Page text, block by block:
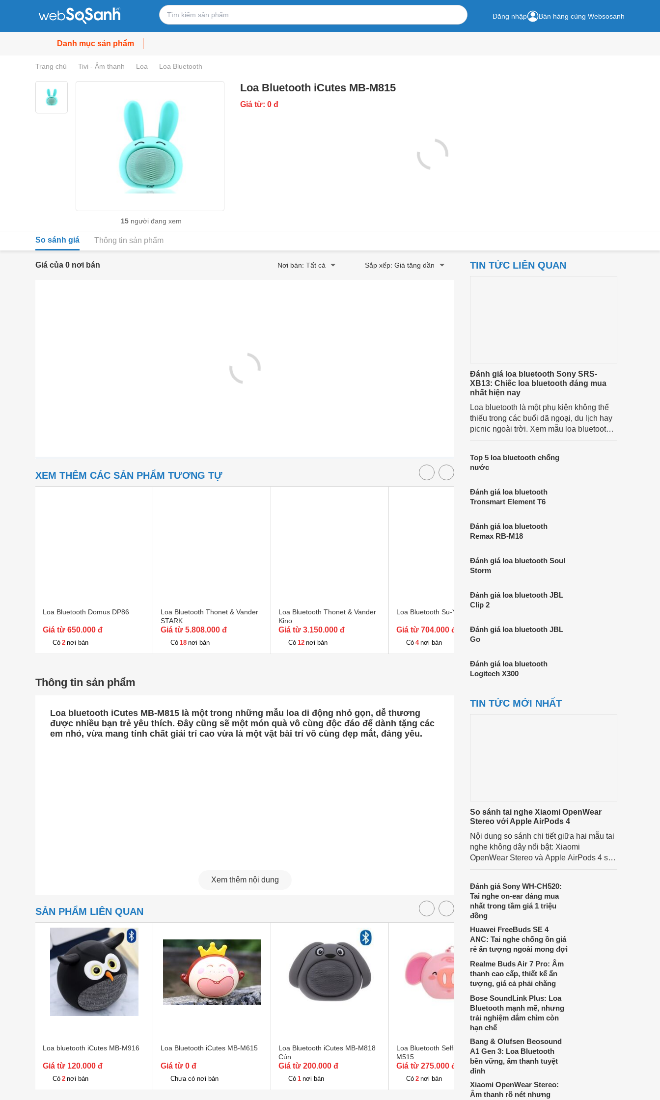
Đăng nhập Bán hàng cùng Websosanh
Danh mục sản phẩm
Trang chủ Tivi - Âm thanh Loa Loa Bluetooth
15 người đang xem
Loa Bluetooth iCutes MB-M815
Giá từ: 0 đ
So sánh giá Thông tin sản phẩm
Giá của 0 nơi bán Nơi bán: Tất cả Sắp xếp: Giá tăng dần
XEM THÊM CÁC SẢN PHẨM TƯƠNG TỰ
Loa Bluetooth Domus DP86
Giá từ 650.000 đ
Có 2 nơi bán
Loa Bluetooth Thonet & Vander
STARK
Giá từ 5.808.000 đ
Có 18 nơi bán
Loa Bluetooth Thonet & Vander
Kino
Giá từ 3.150.000 đ
Có 12 nơi bán
Loa Bluetooth Su-Yosd YS-228
Giá từ 704.000 đ
Có 4 nơi bán
Giá từ 369.000 đ
Thông tin sản phẩm
Loa bluetooth iCutes MB-M815 là một trong những mẫu loa di động nhỏ gọn, dễ thương
được nhiều bạn trẻ yêu thích. Đây cũng sẽ một món quà vô cùng độc đáo để dành tặng các
em nhỏ, vừa mang tính chất giải trí cao vừa là một vật bài trí vô cùng đẹp mắt, đáng yêu.
Xem thêm nội dung
SẢN PHẨM LIÊN QUAN
Loa bluetooth iCutes MB-M916
Giá từ 120.000 đ
Có 2 nơi bán
Loa Bluetooth iCutes MB-M615
Giá từ 0 đ
Chưa có nơi bán
Loa Bluetooth iCutes MB-M818
Cún
Giá từ 200.000 đ
Có 1 nơi bán
Loa Bluetooth Selfie iCutes MB-
M515
Giá từ 275.000 đ
Có 2 nơi bán
Loa Bluetooth TG143
Giá từ 192.500 đ
TIN TỨC LIÊN QUAN
Đánh giá loa bluetooth Sony SRS-
XB13: Chiếc loa bluetooth đáng mua
nhất hiện nay
Loa bluetooth là một phụ kiện không thể
thiếu trong các buổi dã ngoại, du lịch hay
picnic ngoài trời. Xem mẫu loa bluetooth
Top 5 loa bluetooth chống
nước
Đánh giá loa bluetooth
Tronsmart Element T6
Đánh giá loa bluetooth
Remax RB-M18
Đánh giá loa bluetooth Soul
Storm
Đánh giá loa bluetooth JBL
Clip 2
Đánh giá loa bluetooth JBL
Go
Đánh giá loa bluetooth
Logitech X300
TIN TỨC MỚI NHẤT
So sánh tai nghe Xiaomi OpenWear
Stereo với Apple AirPods 4
Nội dung so sánh chi tiết giữa hai mẫu tai
nghe không dây nổi bật: Xiaomi
OpenWear Stereo và Apple AirPods 4 sẽ
thích cá nhân. Cả hai đều là sản phẩm
chất lượng cao, nhưng hướng tới đối
tượng khách hàng khác nhau.
Đánh giá Sony WH-CH520:
Tai nghe on-ear đáng mua
nhất trong tầm giá 1 triệu
đồng
Huawei FreeBuds SE 4
ANC: Tai nghe chống ồn giá
rẻ ấn tượng ngoài mong đợi
Realme Buds Air 7 Pro: Âm
thanh cao cấp, thiết kế ấn
tượng, giá cả phải chăng
Bose SoundLink Plus: Loa
Bluetooth mạnh mẽ, nhưng
trải nghiệm đắm chìm còn
hạn chế
Bang & Olufsen Beosound
A1 Gen 3: Loa Bluetooth
bền vững, âm thanh tuyệt
đỉnh
Xiaomi OpenWear Stereo:
Âm thanh rõ nét nhưng